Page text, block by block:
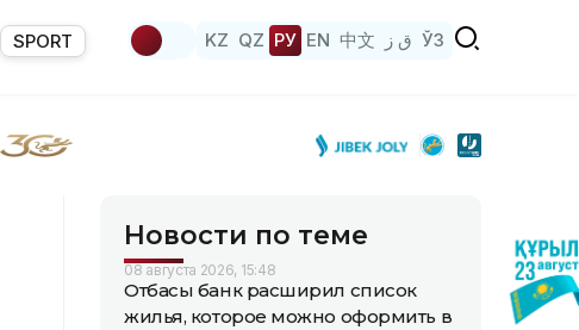
SPORT KZ QZ РУ EN 中文 ق ز ЎЗ
Новости по теме
08 августа 2026, 15:48
Отбасы банк расширил список
жилья, которое можно оформить в